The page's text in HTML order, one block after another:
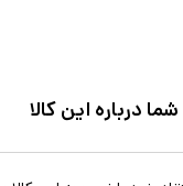
درباره این کالا